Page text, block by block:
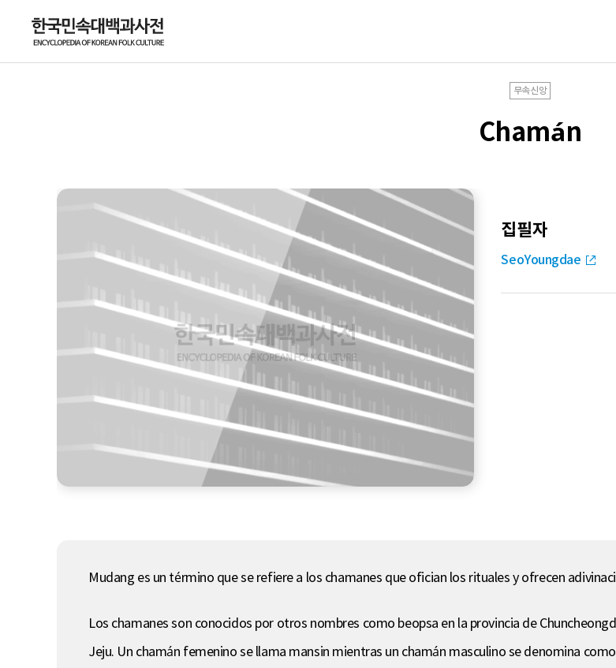
무속신앙
Chamán
집필자
SeoYoungdae
Mudang es un término que se refiere a los chamanes que ofician los rituales y ofrecen
Los chamanes son conocidos por otros nombres como beopsa en la provincia de
Jeju. Un chamán femenino se llama mansin mientras un chamán masculino se denomina